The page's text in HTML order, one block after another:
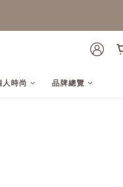
人時尚 品牌總覽